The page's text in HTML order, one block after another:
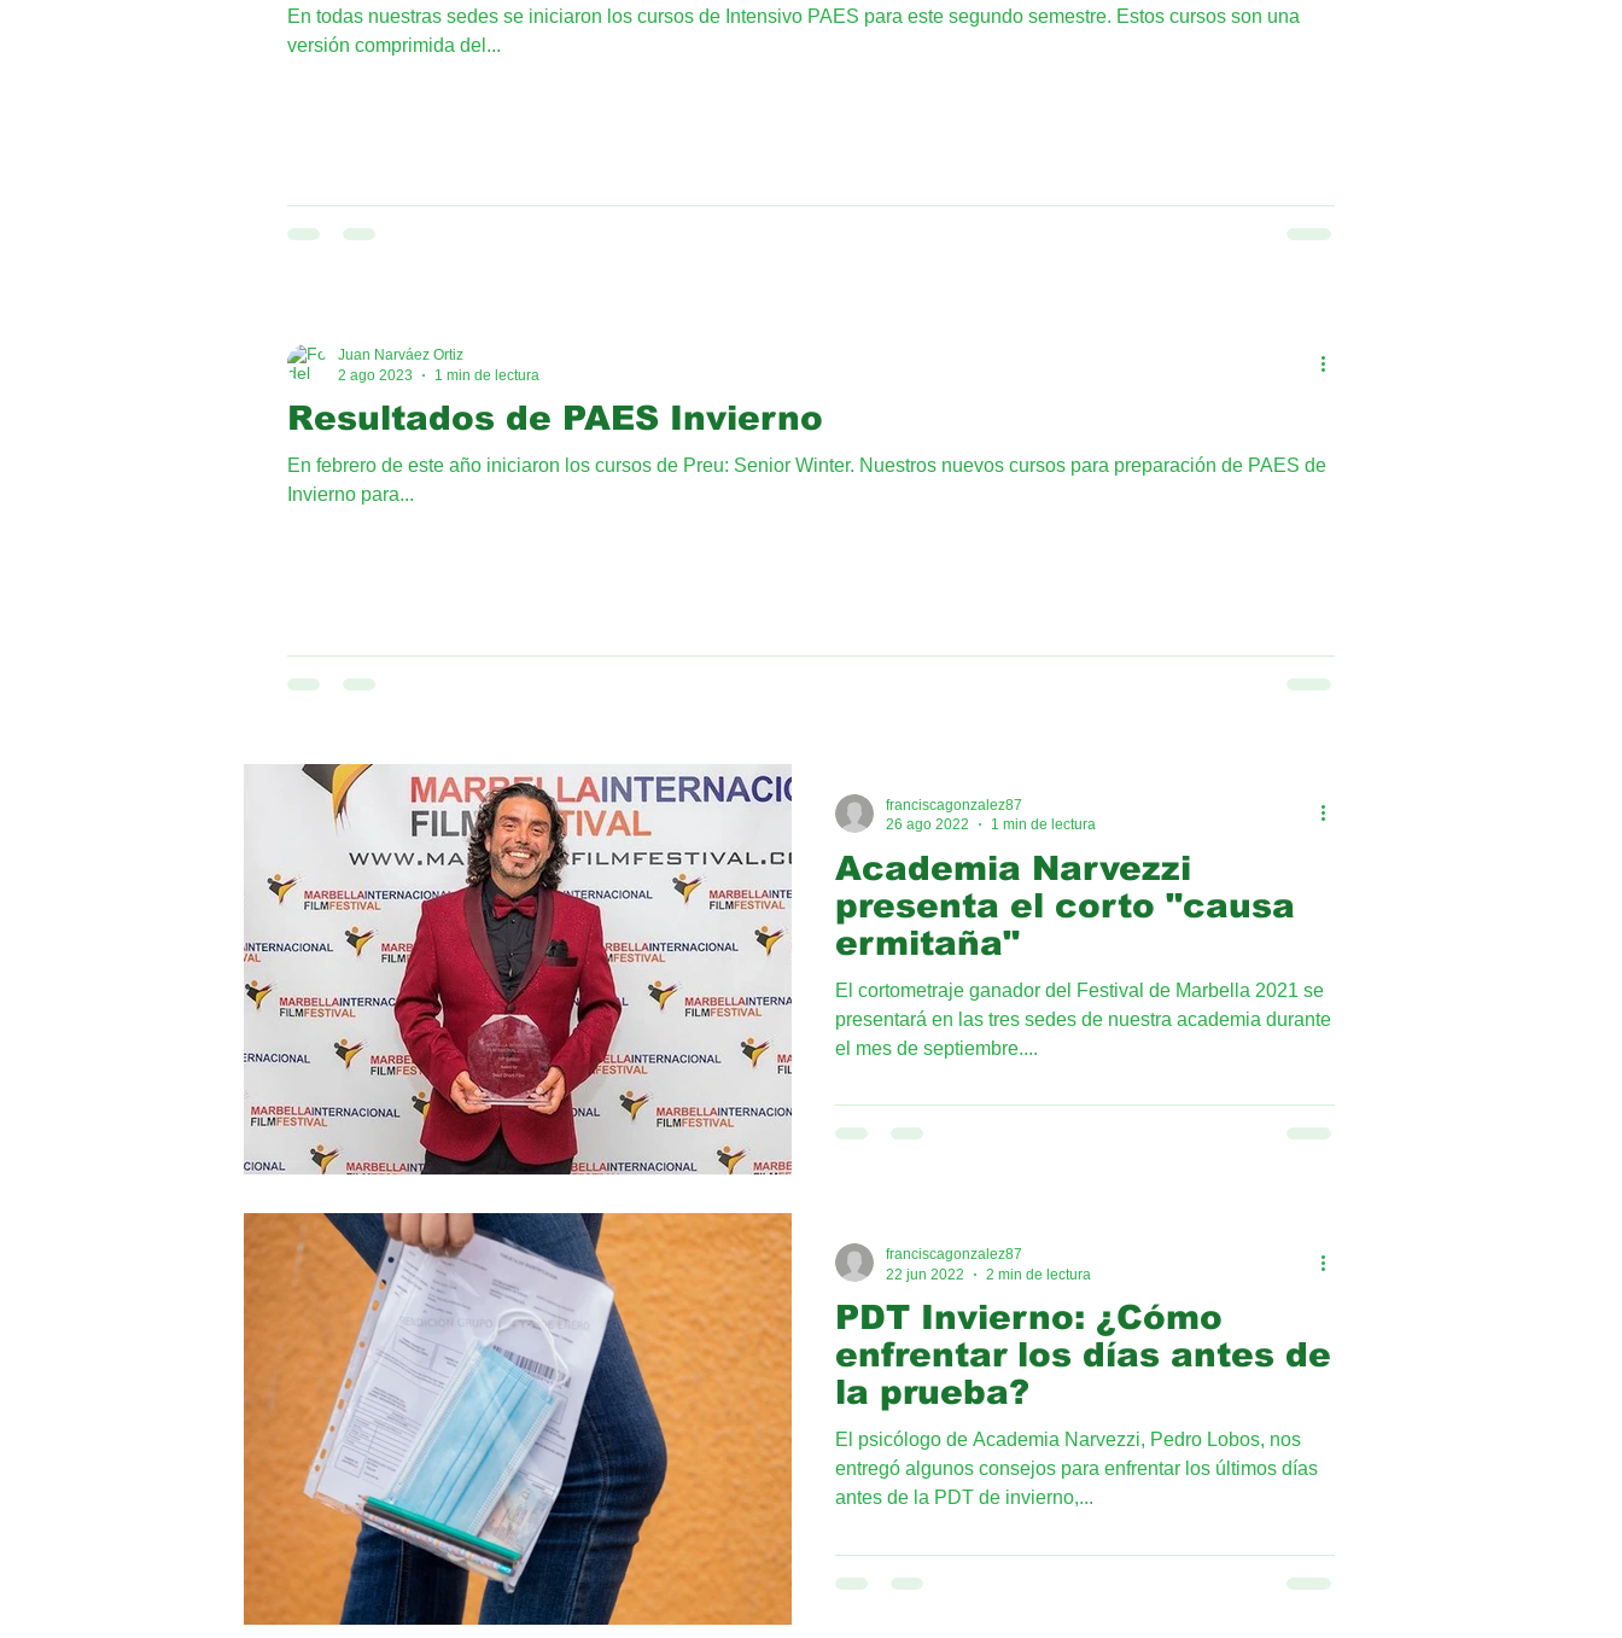
En todas nuestras sedes se iniciaron los cursos de Intensivo PAES para este segundo semestre. Estos cursos son una
versión comprimida del...
Resultados de PAES Invierno
En febrero de este año iniciaron los cursos de Preu: Senior Winter. Nuestros nuevos cursos para preparación de PAES de
Invierno para...
Juan Narváez Ortiz
2 ago 2023
1 min de lectura
Academia Narvezzi
presenta el corto "causa
ermitaña"
El cortometraje ganador del Festival de Marbella 2021 se
presentará en las tres sedes de nuestra academia durante
el mes de septiembre....
franciscagonzalez87
26 ago 2022
1 min de lectura
PDT Invierno: ¿Cómo
enfrentar los días antes de
la prueba?
El psicólogo de Academia Narvezzi, Pedro Lobos, nos
entregó algunos consejos para enfrentar los últimos días
antes de la PDT de invierno,...
franciscagonzalez87
22 jun 2022
2 min de lectura